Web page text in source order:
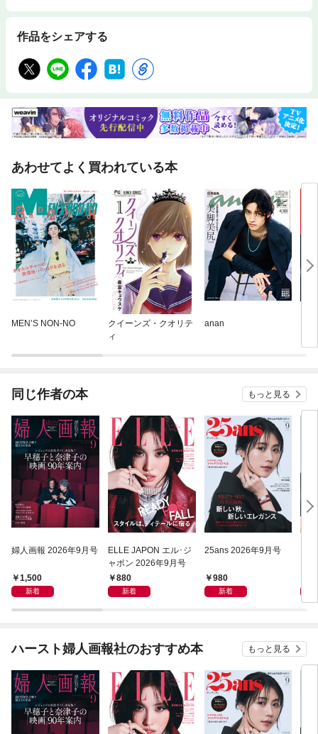
作品をシェアする
あわせてよく買われている本
MEN’S NON-NO
クイーンズ・クオリテ
ィ
anan
同じ作者の本 もっと見る
婦人画報 2026年9月号
1,500
新着
ELLE JAPON エル･ジ
ャポン 2026年9月号
880
新着
25ans 2026年9月号
980
新着
ハースト婦人画報社のおすすめ本 もっと見る